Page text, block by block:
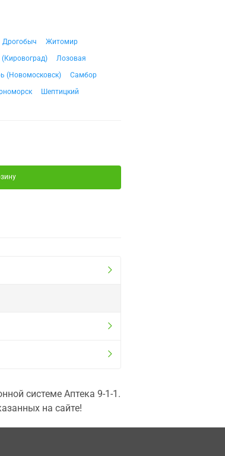
Дрогобыч
Житомир
Лозовая
(Новомосковск)
Самбор
Шептицкий
системе Аптека 9-1-1.
на сайте!